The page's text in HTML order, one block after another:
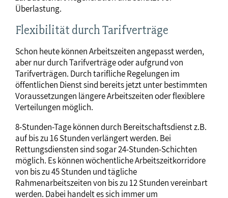
Überlastung.
Flexibilität durch Tarifverträge
Schon heute können Arbeitszeiten angepasst werden,
aber nur durch Tarifverträge oder aufgrund von
Tarifverträgen. Durch tarifliche Regelungen im
öffentlichen Dienst sind bereits jetzt unter bestimmten
Voraussetzungen längere Arbeitszeiten oder flexiblere
Verteilungen möglich.
8-Stunden-Tage können durch Bereitschaftsdienst z.B.
auf bis zu 16 Stunden verlängert werden. Bei
Rettungsdiensten sind sogar 24-Stunden-Schichten
möglich. Es können wöchentliche Arbeitszeitkorridore
von bis zu 45 Stunden und tägliche
Rahmenarbeitszeiten von bis zu 12 Stunden vereinbart
werden. Dabei handelt es sich immer um